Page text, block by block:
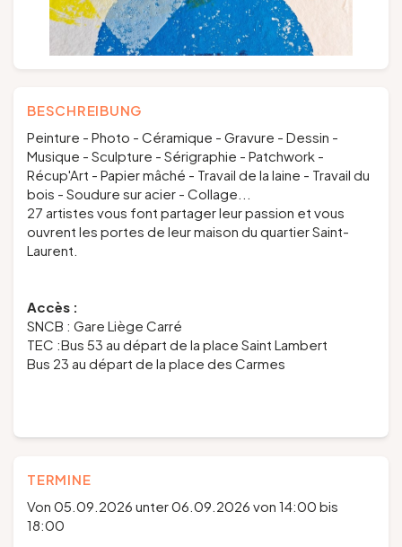
BESCHREIBUNG
Peinture - Photo - Céramique - Gravure - Dessin -
Musique - Sculpture - Sérigraphie - Patchwork -
Récup'Art - Papier mâché - Travail de la laine - Travail du
bois - Soudure sur acier - Collage...
27 artistes vous font partager leur passion et vous
ouvrent les portes de leur maison du quartier Saint-
Laurent.
Accès :
SNCB : Gare Liège Carré
TEC :Bus 53 au départ de la place Saint Lambert
Bus 23 au départ de la place des Carmes
TERMINE
Von 05.09.2026 unter 06.09.2026 von 14:00 bis
18:00